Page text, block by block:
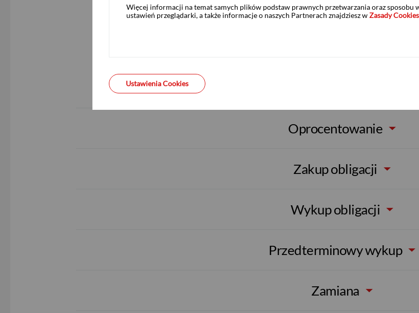
Porównaj Wybieram
Oprocentowanie
Zakup obligacji
Wykup obligacji
Przedterminowy wykup
Zamiana
Więcej informacji na temat samych plików podstaw prawnych przetwarzania oraz sposobu
ustawień przeglądarki, a także informacje o naszych Partnerach znajdziesz wZasady Cookies
Ustawienia Cookies